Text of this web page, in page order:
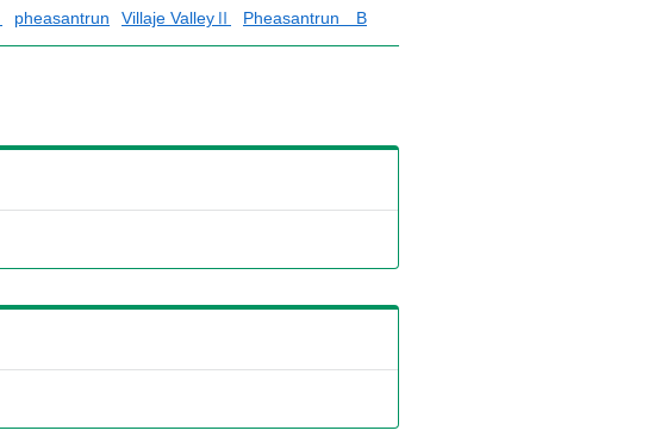
pheasantrun Villaje ValleyⅡ Pheasantrun B